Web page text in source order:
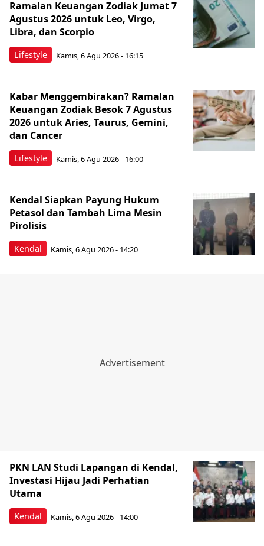
Lifestyle
Ramalan Keuangan Zodiak Jumat 7
Agustus 2026 untuk Leo, Virgo,
Libra, dan Scorpio
Kamis, 6 Agu 2026 - 16:15
Lifestyle
Kabar Menggembirakan? Ramalan
Keuangan Zodiak Besok 7 Agustus
2026 untuk Aries, Taurus, Gemini,
dan Cancer
Kamis, 6 Agu 2026 - 16:00
Kendal
Kendal Siapkan Payung Hukum
Petasol dan Tambah Lima Mesin
Pirolisis
Kamis, 6 Agu 2026 - 14:20
Kendal
PKN LAN Studi Lapangan di Kendal,
Investasi Hijau Jadi Perhatian
Utama
Kamis, 6 Agu 2026 - 14:00